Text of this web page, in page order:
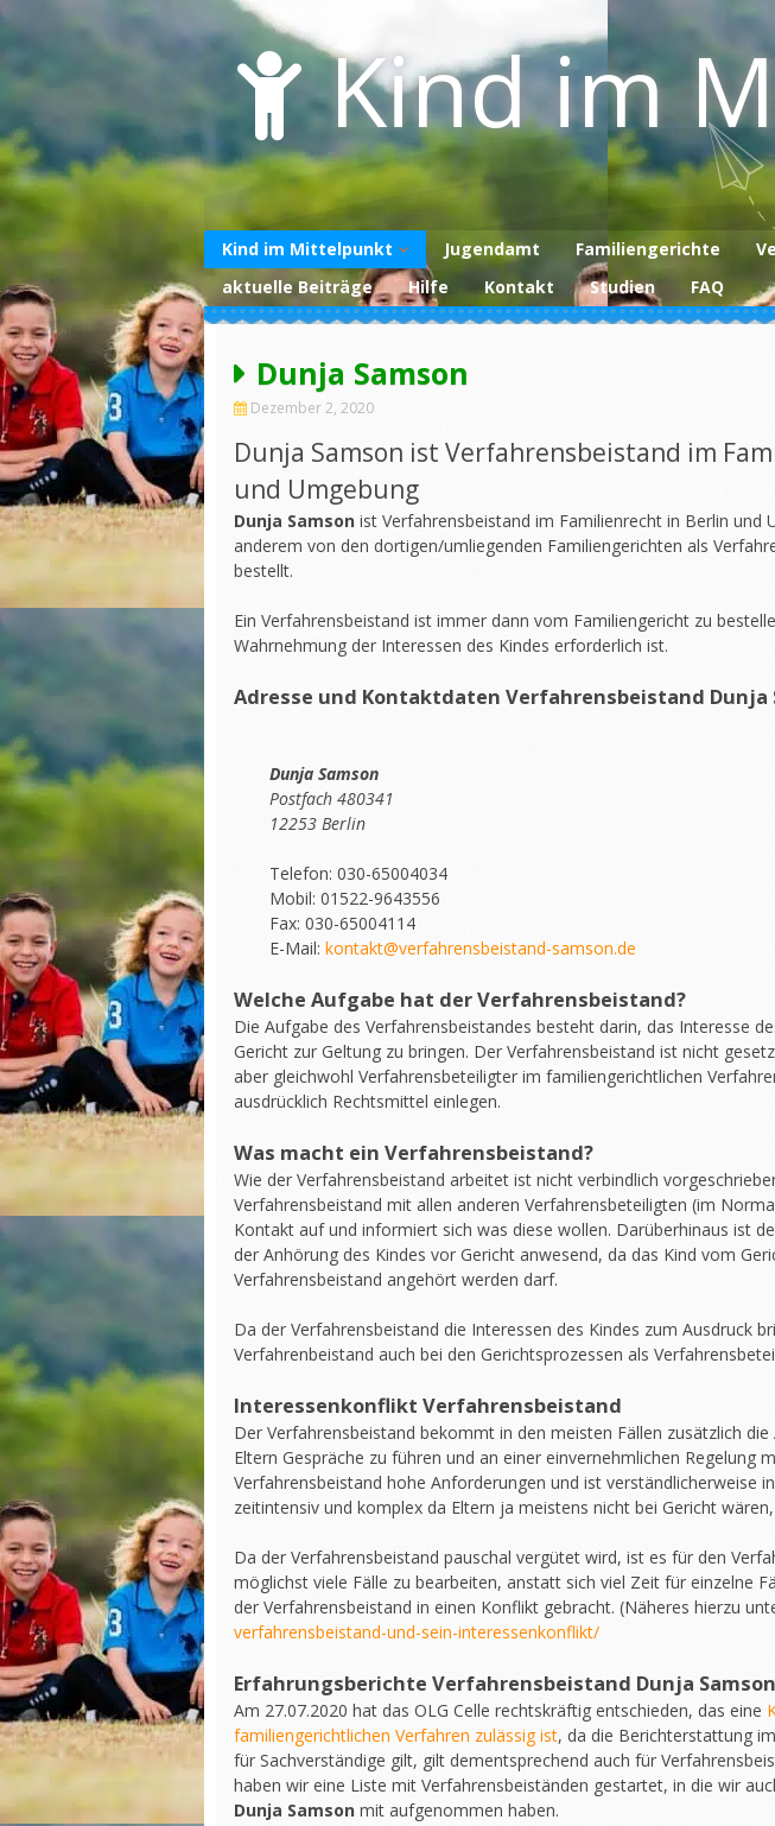
to
content
Kind im
Kind im Mittelpunkt
Über uns
Unterstützen Sie
Datenschutzerklärung
Jugendamt Familiengerichte
aktuelle Beiträge
Hilfe Kontakt Studien FAQ
Dunja Samson
Dezember 2, 2020
Dunja Samson ist Verfahrensbeistand im
und Umgebung
Dunja Samson ist Verfahrensbeistand im Familienrecht in Berlin und
anderem von den dortigen/umliegenden Familiengerichten als
bestellt.
Ein Verfahrensbeistand ist immer dann vom Familiengericht zu
Wahrnehmung der Interessen des Kindes erforderlich ist.
Adresse und Kontaktdaten Verfahrensbeistand Dunja
Dunja Samson
Postfach 480341
12253 Berlin
Telefon: 030-65004034
Mobil: 01522-9643556
Fax: 030-65004114
E-Mail: kontakt@verfahrensbeistand-samson.de
Welche Aufgabe hat der Verfahrensbeistand?
Die Aufgabe des Verfahrensbeistandes besteht darin, das Interesse
Gericht zur Geltung zu bringen. Der Verfahrensbeistand ist nicht
aber gleichwohl Verfahrensbeteiligter im familiengerichtlichen
ausdrücklich Rechtsmittel einlegen.
Was macht ein Verfahrensbeistand?
Wie der Verfahrensbeistand arbeitet ist nicht verbindlich
Verfahrensbeistand mit allen anderen Verfahrensbeteiligten (im
Kontakt auf und informiert sich was diese wollen. Darüberhinaus ist
der Anhörung des Kindes vor Gericht anwesend, da das Kind vom
Verfahrensbeistand angehört werden darf.
Da der Verfahrensbeistand die Interessen des Kindes zum Ausdruck
Verfahrenbeistand auch bei den Gerichtsprozessen als
Interessenkonflikt Verfahrensbeistand
Der Verfahrensbeistand bekommt in den meisten Fällen zusätzlich
Eltern Gespräche zu führen und an einer einvernehmlichen Regelung
Verfahrensbeistand hohe Anforderungen und ist verständlicherweise
zeitintensiv und komplex da Eltern ja meistens nicht bei Gericht
Da der Verfahrensbeistand pauschal vergütet wird, ist es für den
möglichst viele Fälle zu bearbeiten, anstatt sich viel Zeit für einzelne
der Verfahrensbeistand in einen Konflikt gebracht. (Näheres hierzu
verfahrensbeistand-und-sein-interessenkonflikt/
Erfahrungsberichte Verfahrensbeistand Dunja Samson
Am 27.07.2020 hat das OLG Celle rechtskräftig entschieden, das eine
familiengerichtlichen Verfahren zulässig ist, da die Berichterstattung
für Sachverständige gilt, gilt dementsprechend auch für
haben wir eine Liste mit Verfahrensbeiständen gestartet, in die wir
Dunja Samson mit aufgenommen haben.